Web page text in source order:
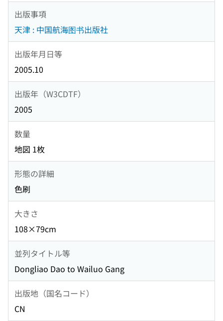
出版事項
天津 : 中国航海图书出版社
出版年月日等
2005.10
出版年（W3CDTF）
2005
数量
地図 1枚
形態の詳細
色刷
大きさ
108×79cm
並列タイトル等
Dongliao Dao to Wailuo Gang
出版地（国名コード）
CN